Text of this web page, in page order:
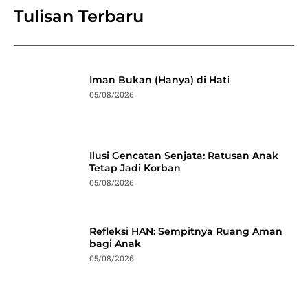
Tulisan Terbaru
Iman Bukan (Hanya) di Hati
05/08/2026
Ilusi Gencatan Senjata: Ratusan Anak
Tetap Jadi Korban
05/08/2026
Refleksi HAN: Sempitnya Ruang Aman
bagi Anak
05/08/2026